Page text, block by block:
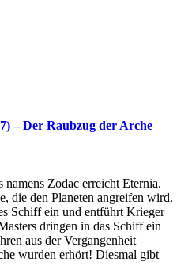
– Der Raubzug der Arche
namens Zodac erreicht Eternia.
die den Planeten angreifen wird.
Schiff ein und entführt Krieger
dringen in das Schiff ein
aus der Vergangenheit
wurden erhört! Diesmal gibt